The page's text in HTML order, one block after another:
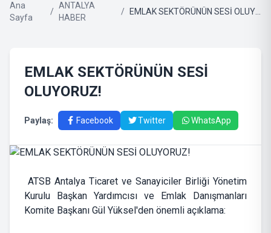
Ana
Sayfa
/
ANTALYA
HABER
/ EMLAK SEKTÖRÜNÜN SESİ OLUYORUZ!
EMLAK SEKTÖRÜNÜN SESİ
OLUYORUZ!
Paylaş: Facebook Twitter WhatsApp
ATSB Antalya Ticaret ve Sanayiciler Birliği Yönetim
Kurulu Başkan Yardımcısı ve Emlak Danışmanları
Komite Başkanı Gül Yüksel'den önemli açıklama: